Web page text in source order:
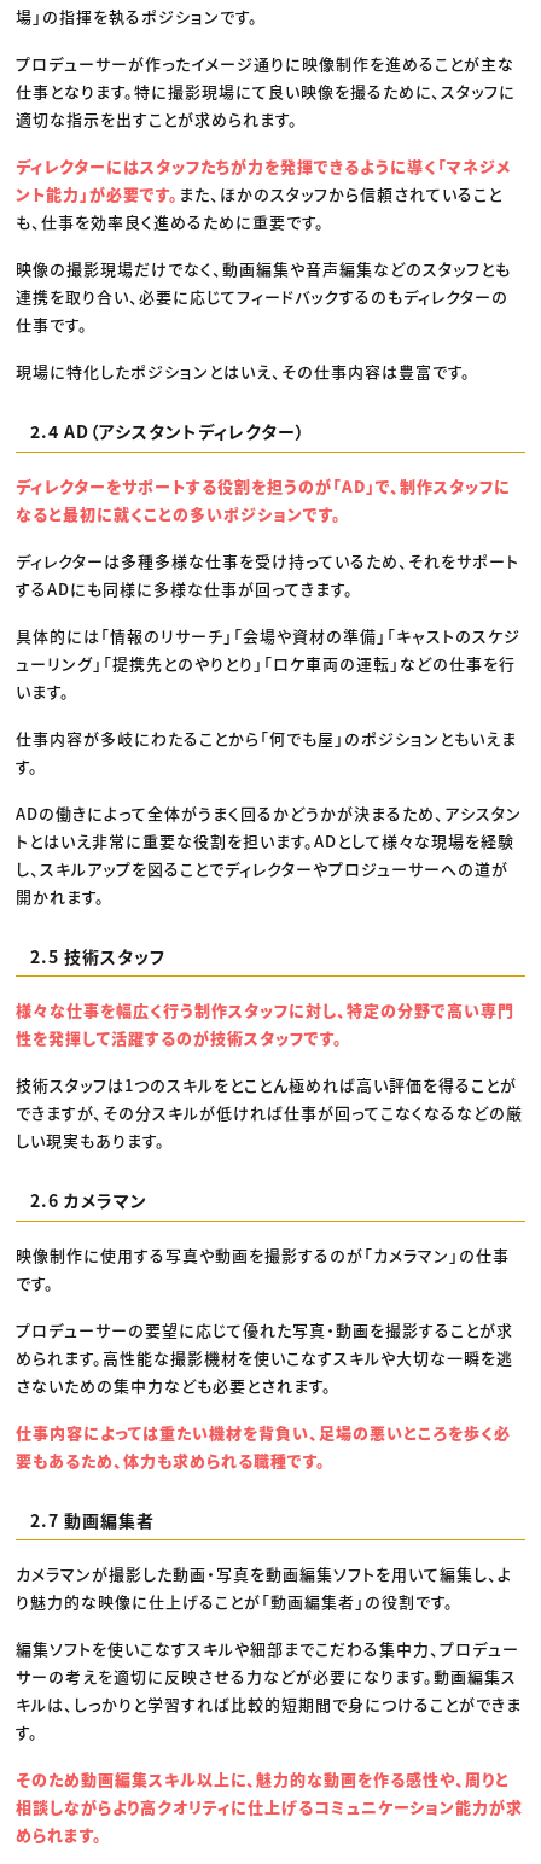
場」の指揮を執るポジションです。
プロデューサーが作ったイメージ通りに映像制作を進めることが主な
仕事となります。特に撮影現場にて良い映像を撮るために、スタッフに
適切な指示を出すことが求められます。
ディレクターにはスタッフたちが力を発揮できるように導く「マネジメ
ント能力」が必要です。 また、ほかのスタッフから信頼されていること
も、仕事を効率良く進めるために重要です。
映像の撮影現場だけでなく、動画編集や音声編集などのスタッフとも
連携を取り合い、必要に応じてフィードバックするのもディレクターの
仕事です。
現場に特化したポジションとはいえ、その仕事内容は豊富です。
2.4 AD（アシスタントディレクター）
ディレクターをサポートする役割を担うのが「AD」で、制作スタッフに
なると最初に就くことの多いポジションです。
ディレクターは多種多様な仕事を受け持っているため、それをサポート
するADにも同様に多様な仕事が回ってきます。
具体的には「情報のリサーチ」「会場や資材の準備」「キャストのスケジ
ューリング」「提携先とのやりとり」「ロケ車両の運転」などの仕事を行
います。
仕事内容が多岐にわたることから「何でも屋」のポジションともいえま
す。
ADの働きによって全体がうまく回るかどうかが決まるため、アシスタン
トとはいえ非常に重要な役割を担います。ADとして様々な現場を経験
し、スキルアップを図ることでディレクターやプロジューサーへの道が
開かれます。
2.5 技術スタッフ
様々な仕事を幅広く行う制作スタッフに対し、特定の分野で高い専門
性を発揮して活躍するのが技術スタッフです。
技術スタッフは1つのスキルをとことん極めれば高い評価を得ることが
できますが、その分スキルが低ければ仕事が回ってこなくなるなどの厳
しい現実もあります。
2.6 カメラマン
映像制作に使用する写真や動画を撮影するのが「カメラマン」の仕事
です。
プロデューサーの要望に応じて優れた写真・動画を撮影することが求
められます。高性能な撮影機材を使いこなすスキルや大切な一瞬を逃
さないための集中力なども必要とされます。
仕事内容によっては重たい機材を背負い、足場の悪いところを歩く必
要もあるため、体力も求められる職種です。
2.7 動画編集者
カメラマンが撮影した動画・写真を動画編集ソフトを用いて編集し、よ
り魅力的な映像に仕上げることが「動画編集者」の役割です。
編集ソフトを使いこなすスキルや細部までこだわる集中力、プロデュー
サーの考えを適切に反映させる力などが必要になります。動画編集ス
キルは、しっかりと学習すれば比較的短期間で身につけることができま
す。
そのため動画編集スキル以上に、魅力的な動画を作る感性や、周りと
相談しながらより高クオリティに仕上げるコミュニケーション能力が求
められます。